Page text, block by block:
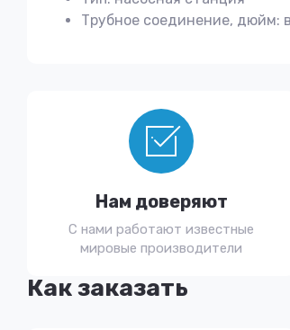
Трубное соединение, дюйм:
Нам доверяют
С нами работают известные
мировые производители
Как заказать